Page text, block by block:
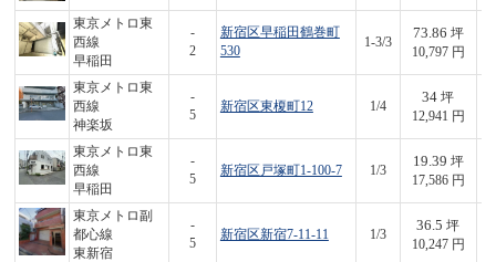
東京メトロ東
西線
早稲田
-
2
新宿区早稲田鶴巻町
530
1-3/3
73.86 坪
10,797 円
東京メトロ東
西線
神楽坂
-
5
新宿区東榎町12 1/4
34 坪
12,941 円
東京メトロ東
西線
早稲田
-
5
新宿区戸塚町1-100-7 1/3
19.39 坪
17,586 円
東京メトロ副
都心線
東新宿
-
5
新宿区新宿7-11-11 1/3
36.5 坪
10,247 円